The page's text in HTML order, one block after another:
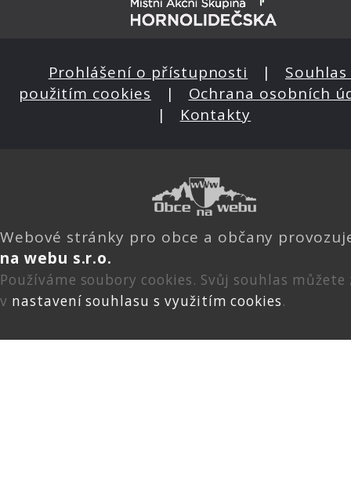
Prohlášení o přístupnosti | Souhlas
použitím cookies | Ochrana osobních
| Kontakty
Webové stránky pro obce a občany
na webu s.r.o.
Používáme soubory cookies. Svůj souhlas
v nastavení souhlasu s využitím cookies.